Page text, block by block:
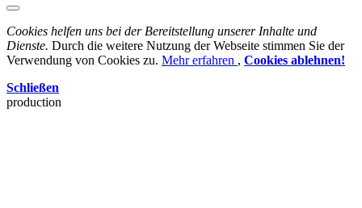
Cookies helfen uns bei der Bereitstellung unserer Inhalte und
Dienste. Durch die weitere Nutzung der Webseite stimmen Sie der
Verwendung von Cookies zu. Mehr erfahren , Cookies ablehnen!
Schließen
production